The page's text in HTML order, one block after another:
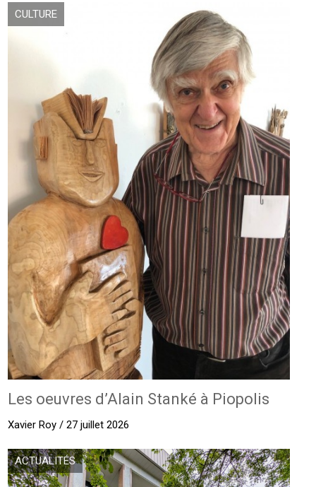
CULTURE
Les oeuvres d’Alain Stanké à Piopolis
Xavier Roy / 27 juillet 2026
ACTUALITÉS